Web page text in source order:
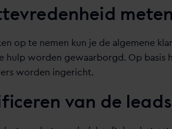
meten
op te nemen kun je de algemene
hulp worden gewaarborgd. Op basis
worden ingericht.
van de leads